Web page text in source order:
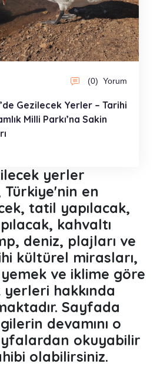
(0) Yorum
Gezilecek Yerler – Tarihi
Milli Parkı’na Sakin
yerler
en
tatil yapılacak,
kahvaltı
deniz, plajları ve
kültürel mirasları,
ve iklime göre
hakkında
Sayfada
devamını o
okuyabilir
olabilirsiniz.